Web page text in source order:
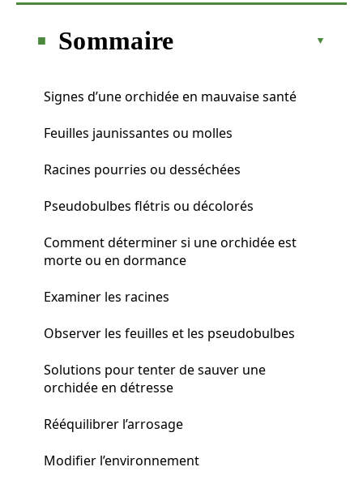
Sommaire
Signes d’une orchidée en mauvaise santé
Feuilles jaunissantes ou molles
Racines pourries ou desséchées
Pseudobulbes flétris ou décolorés
Comment déterminer si une orchidée est
morte ou en dormance
Examiner les racines
Observer les feuilles et les pseudobulbes
Solutions pour tenter de sauver une
orchidée en détresse
Rééquilibrer l’arrosage
Modifier l’environnement